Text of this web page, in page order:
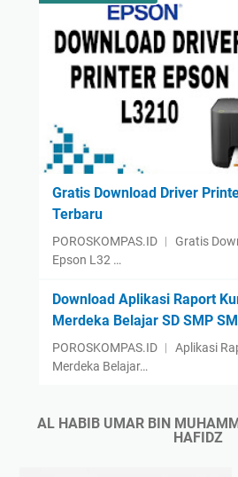
Gratis Download Driver
Terbaru
POROSKOMPAS.ID ︱ Gratis
Epson L32 …
Download Aplikasi Raport
Merdeka Belajar SD SMP
POROSKOMPAS.ID ︱ Aplikasi
Merdeka Belajar…
AL HABIB UMAR BIN
HAFIDZ